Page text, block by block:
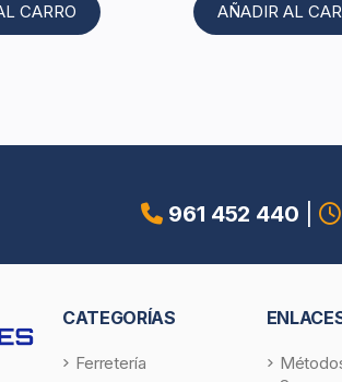
CARRO AÑADIR AL
961 452 440
CATEGORÍAS
Ferretería